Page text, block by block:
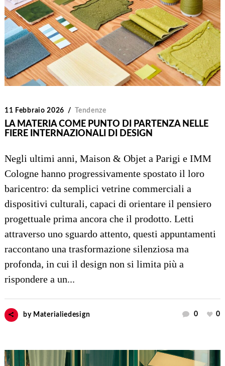
11 Febbraio 2026 Tendenze
LA MATERIA COME PUNTO DI PARTENZA NELLE
FIERE INTERNAZIONALI DI DESIGN
Negli ultimi anni, Maison & Objet a Parigi e IMM
Cologne hanno progressivamente spostato il loro
baricentro: da semplici vetrine commerciali a
dispositivi culturali, capaci di orientare il pensiero
progettuale prima ancora che il prodotto. Letti
attraverso uno sguardo attento, questi appuntamenti
raccontano una trasformazione silenziosa ma
profonda, in cui il design non si limita più a
rispondere a un...
by Materialiedesign 0 0